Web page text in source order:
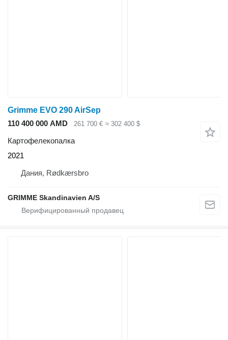
Grimme EVO 290 AirSep
110 400 000 AMD
261 700 € ≈ 302 400 $
Картофелекопалка
2021
Дания, Rødkærsbro
GRIMME Skandinavien A/S